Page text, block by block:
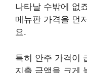
나타날 수밖에 없
메뉴판 가격을 먼
요.
특히 안주 가격이
지출 금액을 크게